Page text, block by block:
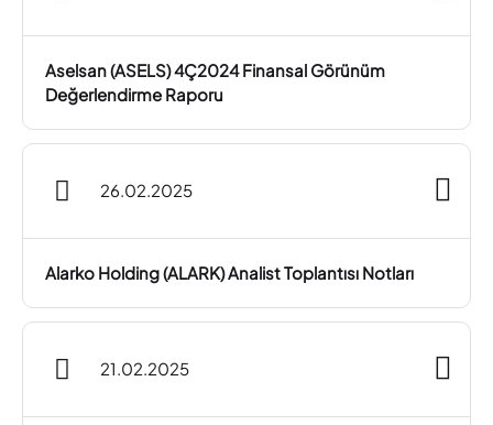
Aselsan (ASELS) 4Ç2024 Finansal Görünüm
Değerlendirme Raporu
26.02.2025
Alarko Holding (ALARK) Analist Toplantısı Notları
21.02.2025